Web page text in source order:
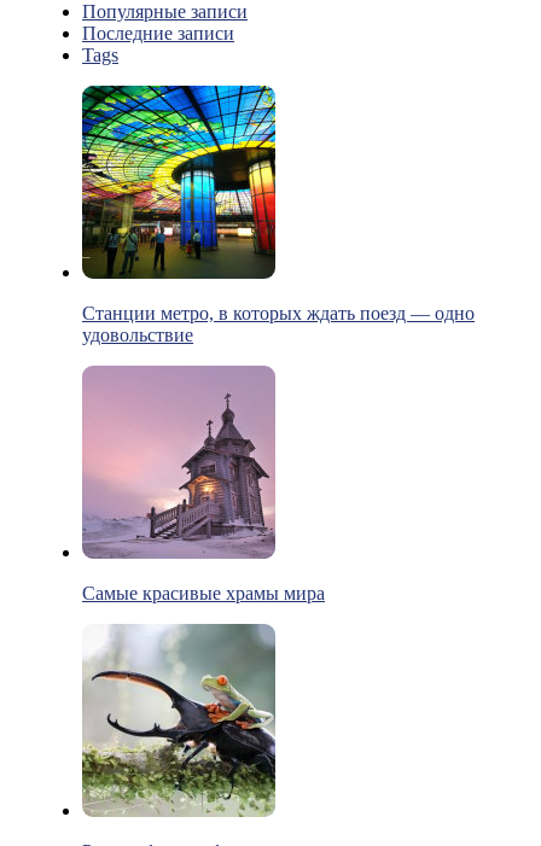
Популярные записи
Последние записи
Tags
Станции метро, в которых ждать поезд — одно
удовольствие
Самые красивые храмы мира